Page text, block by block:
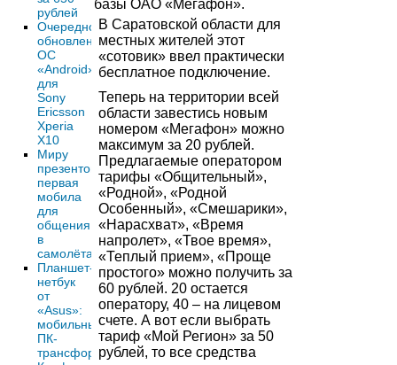
рублей
Очередное
обновление
ОС
«Android»
для
Sony
Ericsson
Xperia
X10
Миру
презентована
первая
мобила
для
общения
в
самолётах
Планшет-
нетбук
от
«Asus»:
мобильный
ПК-
трансформер
базы ОАО «Мегафон».
В Саратовской области для
местных жителей этот
«сотовик» ввел практически
бесплатное подключение.
Теперь на территории всей
области завестись новым
номером «Мегафон» можно
максимум за 20 рублей.
Предлагаемые оператором
тарифы «Общительный»,
«Родной», «Родной
Особенный», «Смешарики»,
«Нарасхват», «Время
напролет», «Твое время»,
«Теплый прием», «Проще
простого» можно получить за
60 рублей. 20 остается
оператору, 40 – на лицевом
счете. А вот если выбрать
тариф «Мой Регион» за 50
рублей, то все средства